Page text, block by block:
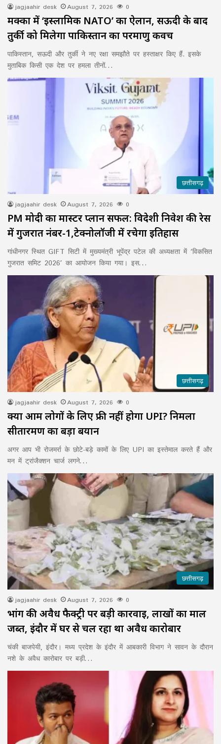
jagjaahir desk August 7, 2026 0
मक्का में ‘इस्लामिक NATO’ का ऐलान, सऊदी के बाद
तुर्की को मिलेगा पाकिस्तान का परमाणु कवच
पाकिस्तान, सऊदी और तुर्की ने नए रक्षा समझौते पर हस्ताक्षर किए हैं. इसके
मुताबिक किसी एक देश पर हमला तीनों…
छत्तीसगढ़
jagjaahir desk August 7, 2026 0
PM मोदी का मास्टर प्लान सफल: विदेशी निवेश की रेस
में गुजरात नंबर-1,टेक्नोलॉजी में रचेगा इतिहास
गांधीनगर स्थित GIFT सिटी में मुख्यमंत्री भूपेंद्र पटेल की अध्यक्षता में ‘विकसित
गुजरात समिट 2026’ का आयोजन किया गया। इस…
छत्तीसगढ़
jagjaahir desk August 7, 2026 0
क्या आम लोगों के लिए फ्री नहीं होगा UPI? निर्मला
सीतारमण का बड़ा बयान
अगर आप भी रोजमर्रा के छोटे-बड़े कामों के लिए UPI का इस्तेमाल करते हैं और
मन में ट्रांजैक्शन चार्ज लगने…
छत्तीसगढ़
jagjaahir desk August 7, 2026 0
भांग की अवैध फैक्ट्री पर बड़ी कार्रवाई, लाखों का माल
जब्त, इंदौर में घर से चल रहा था अवैध कारोबार
चंकी बाजपेयी, इंदौर। मध्य प्रदेश के इंदौर में आबकारी विभाग ने सावन के दौरान
नशे के अवैध कारोबार पर बड़ी…